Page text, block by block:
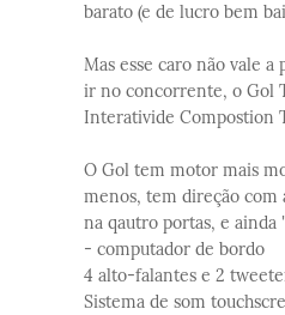
barato (e de lucro bem
Mas esse caro não vale
ir no concorrente, o Gol
Interativide Compostion
O Gol tem motor mais
menos, tem direção com
na qautro portas, e
- computador de bordo
4 alto-falantes e 2
Sistema de som